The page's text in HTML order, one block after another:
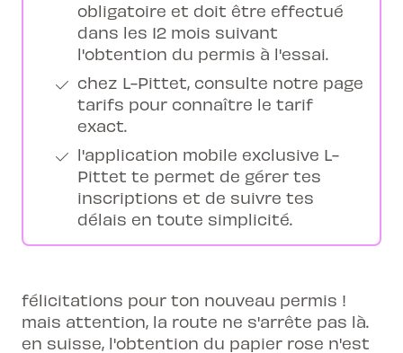
obligatoire et doit être effectué
dans les 12 mois suivant
l'obtention du permis à l'essai.
chez L-Pittet, consulte notre page
tarifs pour connaître le tarif
exact.
l'application mobile exclusive L-
Pittet te permet de gérer tes
inscriptions et de suivre tes
délais en toute simplicité.
félicitations pour ton nouveau permis !
mais attention, la route ne s'arrête pas là.
en suisse, l'obtention du papier rose n'est